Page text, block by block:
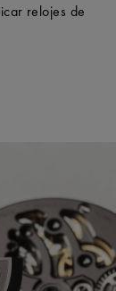
relojes de